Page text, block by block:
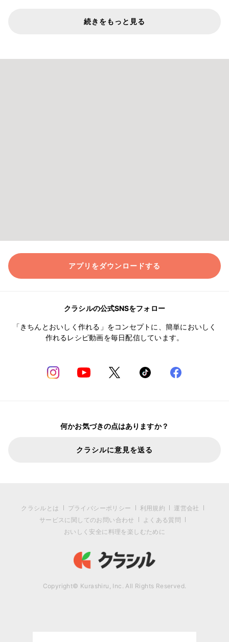
続きをもっと見る
アプリをダウンロードする
クラシルの公式SNSをフォロー
「きちんとおいしく作れる」をコンセプトに、簡単においしく
作れるレシピ動画を毎日配信しています。
何かお気づきの点はありますか？
クラシルに意見を送る
クラシルとは プライバシーポリシー 利用規約
運営会社
サービスに関してのお問い合わせ
よくある質問
おいしく安全に料理を楽しむために
Copyright© Kurashiru, Inc. All Rights Reserved.